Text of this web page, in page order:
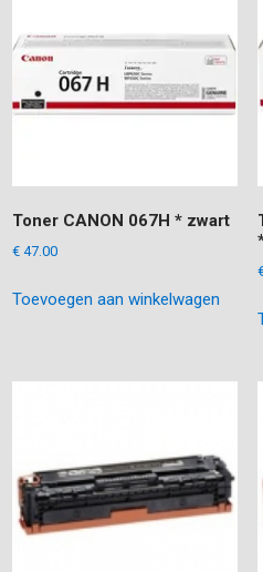
Toner CANON 067H * zwart
€ 47.00
Toevoegen aan winkelwagen